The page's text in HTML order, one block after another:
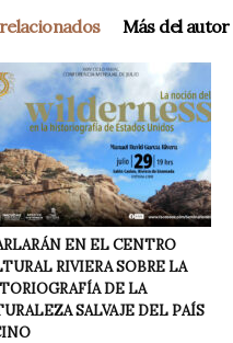
Más del autor
EN EL CENTRO
RIVIERA SOBRE LA
DE LA
SALVAJE DEL PAÍS